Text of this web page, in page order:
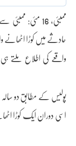
ممبئی، 16
حادثے میں کوڑا اٹھانے
واقعے کی اطلاع ملتے
پولیس کے مطابق دو سالہ
اسی دوران ایک کوڑا